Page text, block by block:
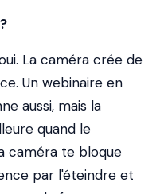
La caméra crée de
Un webinaire en
aussi, mais la
quand le
caméra te bloque
par l'éteindre et